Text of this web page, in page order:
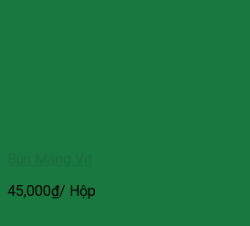
45,000₫/ Hộp